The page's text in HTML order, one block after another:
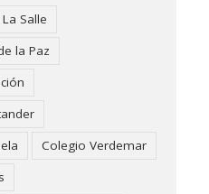
Salle
la Paz
Colegio Verdemar